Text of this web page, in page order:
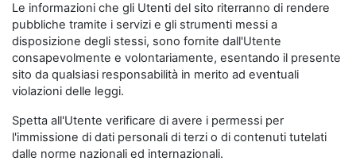
Le informazioni che gli Utenti del sito riterranno di rendere
pubbliche tramite i servizi e gli strumenti messi a
disposizione degli stessi, sono fornite dall'Utente
consapevolmente e volontariamente, esentando il presente
sito da qualsiasi responsabilità in merito ad eventuali
violazioni delle leggi.
Spetta all'Utente verificare di avere i permessi per
l'immissione di dati personali di terzi o di contenuti tutelati
dalle norme nazionali ed internazionali.